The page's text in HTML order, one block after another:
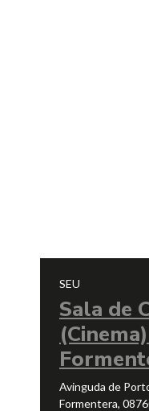
SEU
Sala de
Avinguda de
Formentera,